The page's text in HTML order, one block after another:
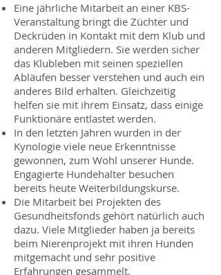
Eine jährliche Mitarbeit an einer KBS-
Veran­staltung bringt die Züchter und
Deckrüden in Kontakt mit dem Klub und
anderen Mit­gliedern. Sie werden sicher
das Klubleben mit seinen speziellen
Abläufen besser verste­hen und auch ein
anderes Bild erhalten. Gleichzeitig
helfen sie mit ihrem Einsatz, dass einige
Funktionäre entlastet werden.
In den letzten Jahren wurden in der
Kynolo­gie viele neue Erkenntnisse
gewonnen, zum Wohl unserer Hunde.
Engagierte Hundehal­ter besuchen
bereits heute Weiterbildungs­kurse.
Die Mitarbeit bei Projekten des
Gesundheits­fonds gehört natürlich auch
dazu. Viele Mit­glieder haben ja bereits
beim Nierenprojekt mit ihren Hunden
mitgemacht und sehr po­sitive
Erfahrungen gesammelt.